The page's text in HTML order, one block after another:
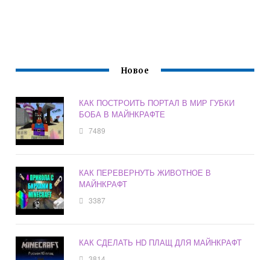
Новое
КАК ПОСТРОИТЬ ПОРТАЛ В МИР ГУБКИ
БОБА В МАЙНКРАФТЕ
7489
КАК ПЕРЕВЕРНУТЬ ЖИВОТНОЕ В
МАЙНКРАФТ
3387
КАК СДЕЛАТЬ HD ПЛАЩ ДЛЯ МАЙНКРАФТ